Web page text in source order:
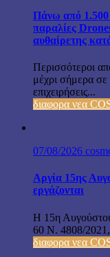
Πάνω από 1.500
παραλίες
αυθαίρετης
Περισσότεροι
μέχρι σήμερα
επιχειρήσεις...
διαφορα νεα
07/08/2026
Αργία 15ης
εργάζονται
Η 15η Αυγούστου
60 Ν. 4808/
διαφορα νεα